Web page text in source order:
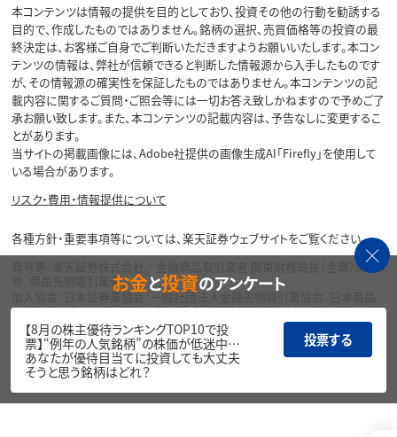
本コンテンツは情報の提供を目的としており、投資その他の行動を勧誘する
目的で、作成したものではありません。銘柄の選択、売買価格等の投資の最
終決定は、お客様ご自身でご判断いただきますようお願いいたします。本コン
テンツの情報は、弊社が信頼できると判断した情報源から入手したものです
が、その情報源の確実性を保証したものではありません。本コンテンツの記
載内容に関するご質問・ご照会等には一切お答え致しかねますので予めご了
承お願い致します。また、本コンテンツの記載内容は、予告なしに変更するこ
とがあります。
当サイトの掲載画像には、Adobe社提供の画像生成AI「Firefly」を使用して
いる場合があります。
リスク・費用・情報提供について
各種方針・重要事項等については、楽天証券ウェブサイトをご覧ください。
商号等：楽天証券株式会社／金融商品取引業者 関東財務局長（金商）第195
号、商品先物取引業者
加入協会：日本証券業協会、一般社団法人金融先物取引業協会、日本商品
先物取引協会、一般社団法人第二種金融商品取引業協会、一般社団法人資
産運用業協会
Copyright©
1999-2026 Rakuten Securities, Inc. All
お金と投資のアンケート
【8月の株主優待ランキングTOP10で投
票】“例年の人気銘柄”の株価が低迷中…
あなたが優待目当てに投資しても大丈夫
そうと思う銘柄はどれ？
投票する